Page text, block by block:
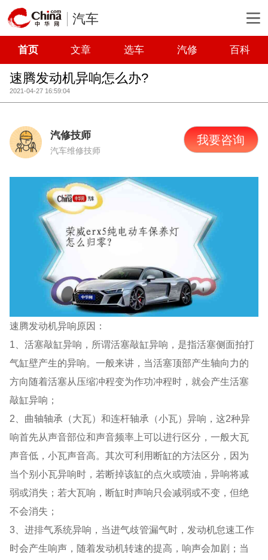
汽车
首页 文章 选车 汽修 百科
速腾发动机异响怎么办?
2021-04-27 16:59:04
汽修技师
汽车维修技师
我要咨询
速腾发动机异响原因：
1、活塞敲缸异响，所谓活塞敲缸异响，是指活塞侧面拍打
气缸壁产生的异响。一般来讲，当活塞顶部产生轴向力的
方向随着活塞从压缩冲程变为作功冲程时，就会产生活塞
敲缸异响；
2、曲轴轴承（大瓦）和连杆轴承（小瓦）异响，这2种异
响首先从声音部位和声音频率上可以进行区分，一般大瓦
声音低，小瓦声音高。其次可利用断缸的方法区分，因为
当个别小瓦异响时，若断掉该缸的点火或喷油，异响将减
弱或消失；若大瓦响，断缸时声响只会减弱或不变，但绝
不会消失；
3、进排气系统异响，当进气歧管漏气时，发动机怠速工作
时会产生响声，随着发动机转速的提高，响声会加剧；当